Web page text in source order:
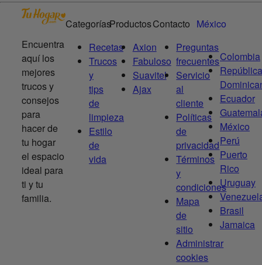
Encuentra
aquí los
mejores
trucos y
consejos
para
hacer de
tu hogar
el espacio
ideal para
ti y tu
familia.
Categorías
Recetas
Trucos
y
tips
de
limpieza
Estilo
de
vida
Productos
Axion
Fabuloso
Suavitel
Ajax
Contacto
Preguntas
frecuentes
Servicio
al
cliente
Políticas
de
privacidad
Términos
y
condiciones
Mapa
de
sitio
Administrar
cookies
México
Colombia
República
Ecuador
México
Perú
Puerto
Rico
Uruguay
Brasil
Jamaica